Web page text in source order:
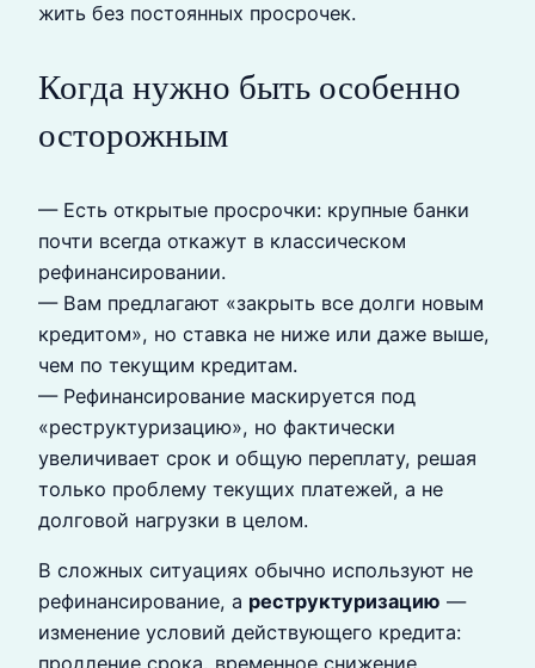
жить без постоянных просрочек.
Когда нужно быть особенно
осторожным
— Есть открытые просрочки: крупные банки
почти всегда откажут в классическом
рефинансировании.
— Вам предлагают «закрыть все долги новым
кредитом», но ставка не ниже или даже выше,
чем по текущим кредитам.
— Рефинансирование маскируется под
«реструктуризацию», но фактически
увеличивает срок и общую переплату, решая
только проблему текущих платежей, а не
долговой нагрузки в целом.
В сложных ситуациях обычно используют не
рефинансирование, а реструктуризацию —
изменение условий действующего кредита:
продление срока, временное снижение